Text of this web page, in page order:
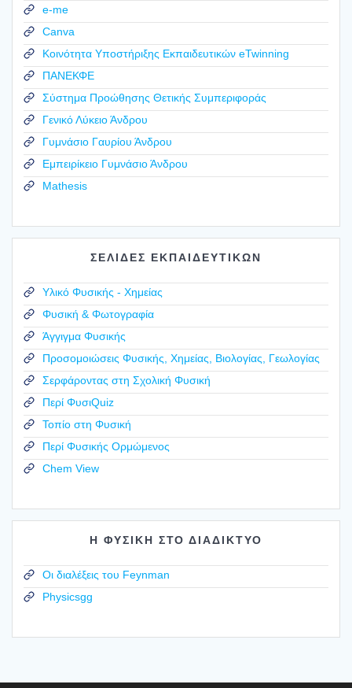
e-me
Canva
Κοινότητα Υποστήριξης Εκπαιδευτικών eTwinning
ΠΑΝΕΚΦΕ
Σύστημα Προώθησης Θετικής Συμπεριφοράς
Γενικό Λύκειο Άνδρου
Γυμνάσιο Γαυρίου Άνδρου
Εμπειρίκειο Γυμνάσιο Άνδρου
Mathesis
ΣΕΛΙΔΕΣ ΕΚΠΑΙΔΕΥΤΙΚΩΝ
Υλικό Φυσικής - Χημείας
Φυσική & Φωτογραφία
Άγγιγμα Φυσικής
Προσομοιώσεις Φυσικής, Χημείας, Βιολογίας, Γεωλογίας
Σερφάροντας στη Σχολική Φυσική
Περί ΦυσιQuiz
Τοπίο στη Φυσική
Περί Φυσικής Ορμώμενος
Chem View
Η ΦΥΣΙΚΗ ΣΤΟ ΔΙΑΔΙΚΤΥΟ
Οι διαλέξεις του Feynman
Physicsgg